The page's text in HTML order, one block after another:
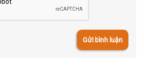
Gửi bình luận